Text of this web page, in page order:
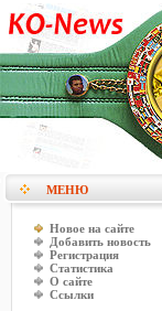
МЕНЮ
Новое на сайте
Добавить новость
Регистрация
Статистика
О сайте
Ссылки